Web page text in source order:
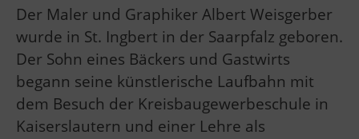
Der Maler und Graphiker Albert Weisgerber
wurde in St. Ingbert in der Saarpfalz geboren.
Der Sohn eines Bäckers und Gastwirts
begann seine künstlerische Laufbahn mit
dem Besuch der Kreisbaugewerbeschule in
Kaiserslautern und einer Lehre als